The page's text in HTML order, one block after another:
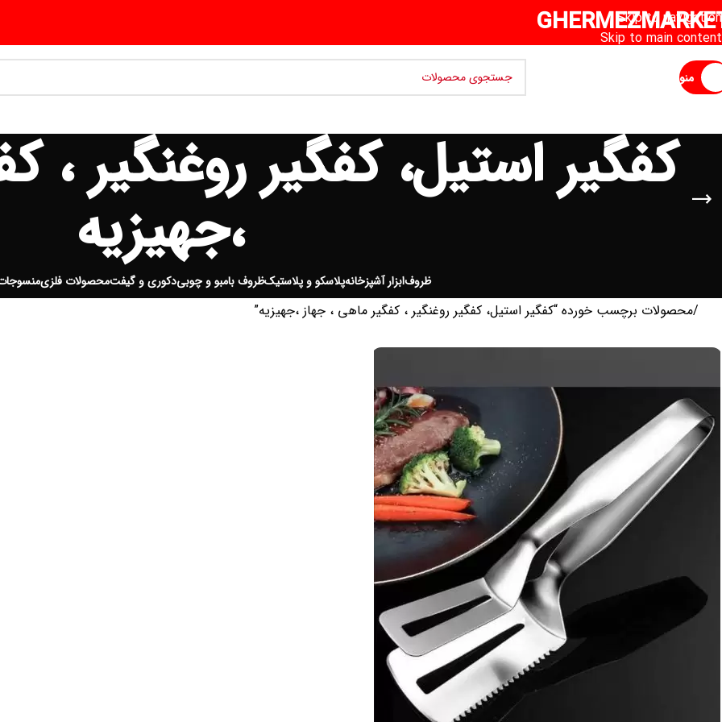
Skip to navigation
Skip to main content
منو
کفگیر استیل، کفگیر روغنگیر ،
،جهیزیه
ظروفابزار آشپزخانهپلاسکو و پلاستیکظروف بامبو و چوبیدکوری و گیفتمحصولات فلزی
محصولات برچسب خورده “کفگیر استیل، کفگیر روغنگیر ، کفگیر ماهی ، جهاز ،جهیزیه”